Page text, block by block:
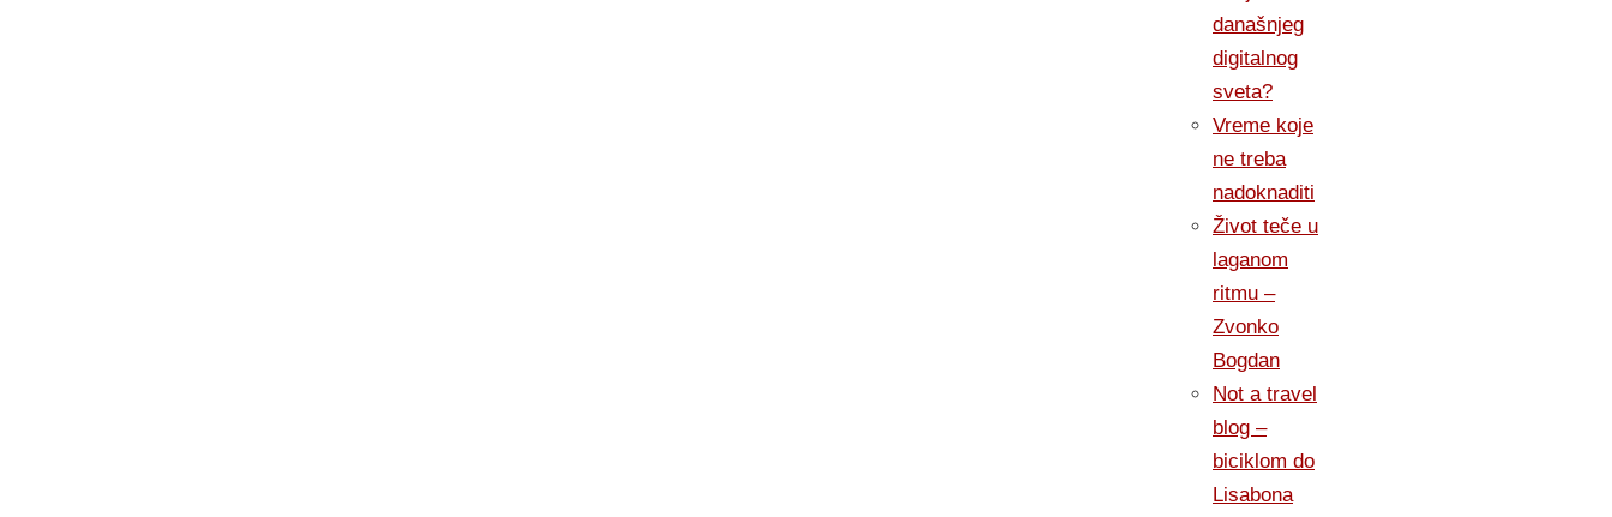
današnjeg
digitalnog
sveta?
Vreme koje
ne treba
nadoknaditi
Život teče u
laganom
ritmu –
Zvonko
Bogdan
Not a travel
blog –
biciklom do
Lisabona